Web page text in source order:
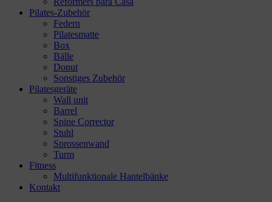
Pilates-Zubehör
Federn
Pilatesmatte
Box
Bälle
Donut
Sonstiges Zubehör
Pilatesgeräte
Wall unit
Barrel
Spine Corrector
Stuhl
Sprossenwand
Turm
Fitness
Multifunktionale Hantelbänke
Kontakt